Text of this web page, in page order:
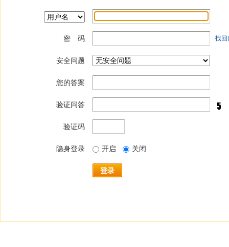
密 码 找回
安全问题
您的答案
验证问答
验证码
隐身登录 开启 关闭
登录